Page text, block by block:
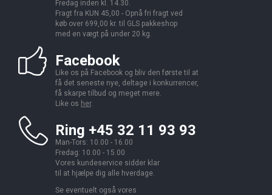
Fredag inden kl. 14.30.
Fragt fra KUN 45,00 - Opnå fri fragt ved
køb over 699,00 kr. til GLS pakkeshop
med en vægt på under 20 kg.
Facebook
Like os på Facebook og bliv den første til at
få det seneste nye, deltage i konkurrencer,
få skarpe tilbud og meget mere.
Like os her.
Ring +45 32 11 93 93
Man-Tors: 10.00 - 16.00
Fredag: 10.00 - 15.00
Vores kundeservice sidder klar
til at hjælpe dig alle hverdage.
Se eventuelt også vores